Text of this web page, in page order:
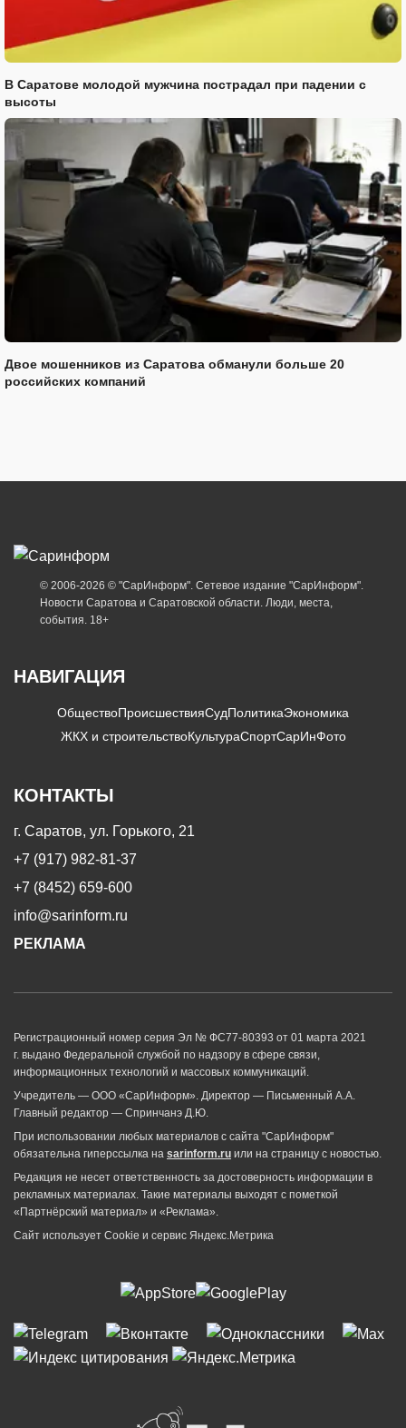
В Саратове молодой мужчина пострадал при падении с
высоты
Двое мошенников из Саратова обманули больше 20
российских компаний
© 2006-2026 © "СарИнформ". Сетевое издание "СарИнформ".
Новости Саратова и Саратовской области. Люди, места,
события. 18+
НАВИГАЦИЯ
ОбществоПроисшествияСудПолитикаЭкономика
ЖКХ и строительствоКультураСпортСарИнФото
КОНТАКТЫ
г. Саратов, ул. Горького, 21
+7 (917) 982-81-37
+7 (8452) 659-600
info@sarinform.ru
РЕКЛАМА
Регистрационный номер серия Эл № ФС77-80393 от 01 марта 2021
г. выдано Федеральной службой по надзору в сфере связи,
информационных технологий и массовых коммуникаций.
Учредитель — ООО «СарИнформ». Директор — Письменный А.А.
Главный редактор — Спринчанэ Д.Ю.
При использовании любых материалов с сайта "СарИнформ"
обязательна гиперссылка на sarinform.ru или на страницу с новостью.
Редакция не несет ответственность за достоверность информации в
рекламных материалах. Такие материалы выходят с пометкой
«Партнёрский материал» и «Реклама».
Сайт использует Cookie и сервиc Яндекс.Метрика